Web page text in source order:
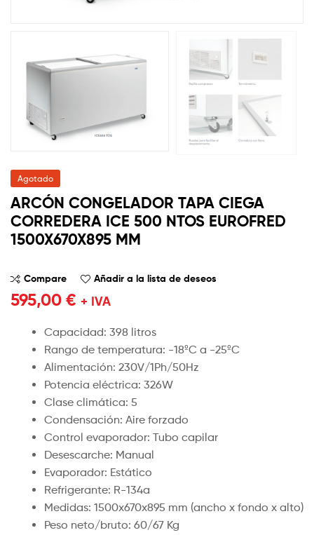
Agotado
ARCÓN CONGELADOR TAPA CIEGA
CORREDERA ICE 500 NTOS EUROFRED
1500X670X895 MM
Compare Añadir a la lista de deseos
595,00 € + IVA
Capacidad: 398 litros
Rango de temperatura: -18ºC a -25ºC
Alimentación: 230V/1Ph/50Hz
Potencia eléctrica: 326W
Clase climática: 5
Condensación: Aire forzado
Control evaporador: Tubo capilar
Desescarche: Manual
Evaporador: Estático
Refrigerante: R-134a
Medidas: 1500x670x895 mm (ancho x fondo x alto)
Peso neto/bruto: 60/67 Kg